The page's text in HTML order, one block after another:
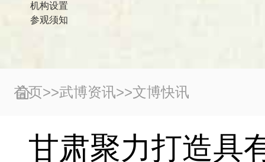
机构设置
参观须知
首页>>武博资讯>>文博快讯
甘肃聚力打造具